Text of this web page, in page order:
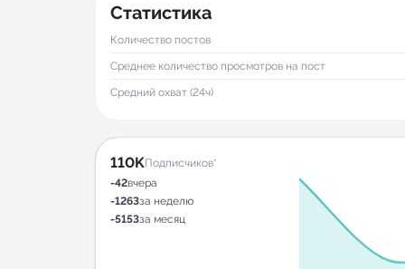
Статистика
Количество постов
Среднее количество просмотров на пост
Средний охват (24ч)
110KПодписчиков*
-42вчера
-1263за неделю
-5153за месяц